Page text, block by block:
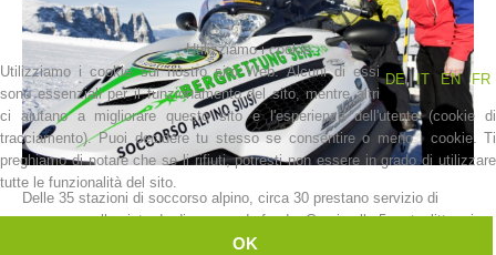
La storia
Delle 35 stazioni di soccorso alpino, circa 30 prestano servizio di
soccorso sulle piste da discesa e da fondo. Grazie alle 5 motoslitte e i
7 ATV (All Terrain Vehicle chiamati anche quad) presenti sul territorio
Utilizziamo i cookie
DE
IT EN FR
Utilizziamo i cookie sul nostro sito Web. Alcuni di essi
sono essenziali per il funzionamento del sito, mentre altri
ci aiutano a migliorare questo sito e l'esperienza dell'utente (cookie di
tracciamento). Puoi decidere tu stesso se consentire o meno i cookie. Ti
preghiamo di notare che se li rifiuti, potresti non essere in grado di utilizzare
tutte le funzionalità del sito.
OK